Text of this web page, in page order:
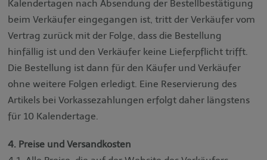
Kalendertagen nach Absendung der Bestellbestätigung
beim Verkäufer eingegangen ist, tritt der Verkäufer vom
Vertrag zurück mit der Folge, dass die Bestellung
hinfällig ist und den Verkäufer keine Lieferpflicht trifft.
Die Bestellung ist dann für den Käufer und Verkäufer
ohne weitere Folgen erledigt. Eine Reservierung des
Artikels bei Vorkassezahlungen erfolgt daher längstens
für 10 Kalendertage.
4. Preise und Versandkosten